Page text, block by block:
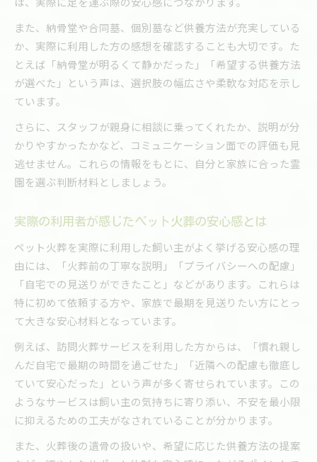
また、納骨堂や合同墓、個別墓など供養方法が充実している
か、実際に利用した方の感想を確認することも大切です。た
とえば「納骨堂が明るくて静かだった」「希望する供養方法
が選べた」という声は、選択肢の幅広さや柔軟な対応を示し
ています。
さらに、スタッフが親身に相談に乗ってくれたか、説明が分
かりやすかったかなど、コミュニケーション面での評価も見
逃せません。これらの情報をもとに、自分と家族に合った霊
園を選ぶ判断材料としましょう。
実際の利用者が感じたペット火葬の安心感とは
ペット火葬を実際に利用した飼い主がよく挙げる安心感の理
由には、「火葬前の丁寧な説明」「プライバシーへの配慮」
「自宅での見送りができたこと」などがあります。これらは
特に初めて依頼する方や、家族で最期を見送りたい方にとっ
て大きな安心材料となっています。
例えば、訪問火葬サービスを利用した方からは、「慣れ親し
んだ自宅で最期の時間を過ごせた」「近隣への配慮も徹底し
ていて安心だった」という声が多く寄せられています。この
ようなサービスは飼い主の気持ちに寄り添い、不安を最小限
に抑えるための工夫がなされていることが分かります。
また、火葬後の遺骨の扱いや、希望に応じた供養方法の提案